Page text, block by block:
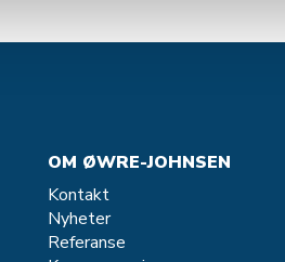
OM ØWRE-JOHNSEN
Kontakt
Nyheter
Referanse